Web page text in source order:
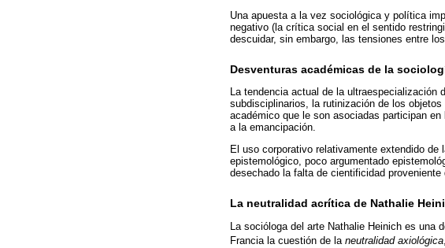
Una apuesta a la vez sociológica y política
negativo (la crítica social en el sentido
descuidar, sin embargo, las tensiones entre
Desventuras académicas de la
La tendencia actual de la
subdisciplinarios, la rutinización de los
académico que le son asociadas participan
a la emancipación.
El uso corporativo relativamente extendido de
epistemológico, poco argumentado
desechado la falta de cientificidad
La neutralidad acrítica de Nathalie
La socióloga del arte Nathalie Heinich es una
Francia la cuestión de la neutralidad axiológica